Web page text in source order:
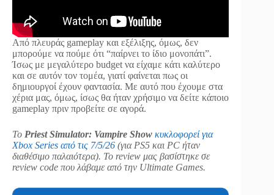
Από πλευράς gameplay και εξέλιξης, όμως, δεν
μπορούμε να πούμε ότι “παίρνει το ίδιο μονοπάτι”.
Ίσως με μεγαλύτερο budget να είχαμε κάτι καλύτερο
και σε αυτόν τον τομέα, γιατί φαίνεται πως οι
δημιουργοί έχουν φαντασία. Με αυτό που έχουμε στα
χέρια μας, όμως, ίσως θα ήταν χρήσιμο να δείτε κάποιο
gameplay πριν προβείτε σε αγορά.
Το Priest Simulator: Vampire Show κυκλοφορεί για
Xbox Series από τις 7/5/26 (για PS5 και PC ήταν
διαθέσιμο παλαιότερα). Το review μας βασίστηκε σε
review code που λάβαμε από την Ultimate Games.